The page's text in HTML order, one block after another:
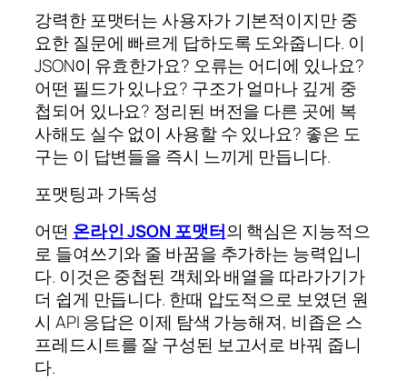
강력한 포맷터는 사용자가 기본적이지만 중
요한 질문에 빠르게 답하도록 도와줍니다. 이
JSON이 유효한가요? 오류는 어디에 있나요?
어떤 필드가 있나요? 구조가 얼마나 깊게 중
첩되어 있나요? 정리된 버전을 다른 곳에 복
사해도 실수 없이 사용할 수 있나요? 좋은 도
구는 이 답변들을 즉시 느끼게 만듭니다.
포맷팅과 가독성
어떤 온라인 JSON 포맷터의 핵심은 지능적으
로 들여쓰기와 줄 바꿈을 추가하는 능력입니
다. 이것은 중첩된 객체와 배열을 따라가기가
더 쉽게 만듭니다. 한때 압도적으로 보였던 원
시 API 응답은 이제 탐색 가능해져, 비좁은 스
프레드시트를 잘 구성된 보고서로 바꿔 줍니
다.